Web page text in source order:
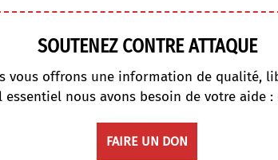
SOUTENEZ CONTRE ATTAQUE
vous offrons une information de qualité,
nous avons besoin de votre aide
FAIRE UN DON